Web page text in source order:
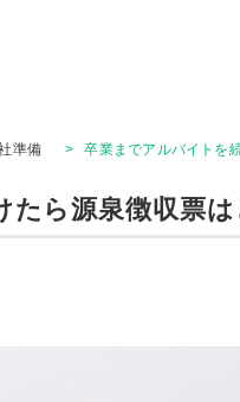
準備 > 卒業までアルバイトを
ら源泉徴収票